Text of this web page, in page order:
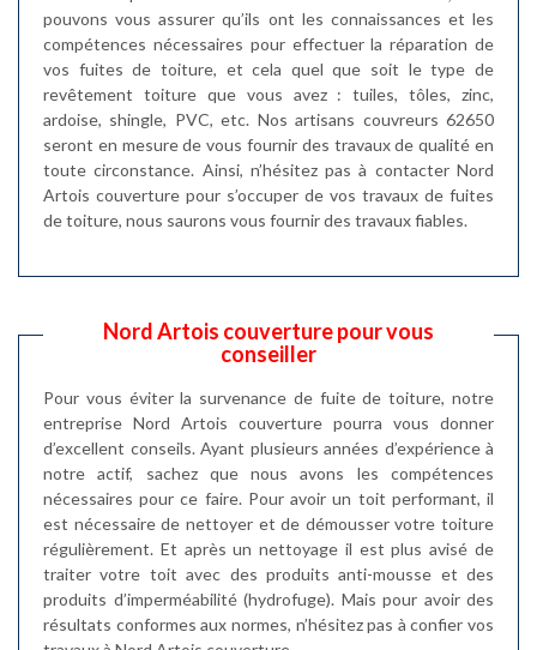
pouvons vous assurer qu’ils ont les connaissances et les
compétences nécessaires pour effectuer la réparation de
vos fuites de toiture, et cela quel que soit le type de
revêtement toiture que vous avez : tuiles, tôles, zinc,
ardoise, shingle, PVC, etc. Nos artisans couvreurs 62650
seront en mesure de vous fournir des travaux de qualité en
toute circonstance. Ainsi, n’hésitez pas à contacter Nord
Artois couverture pour s’occuper de vos travaux de fuites
de toiture, nous saurons vous fournir des travaux fiables.
Nord Artois couverture pour vous
conseiller
Pour vous éviter la survenance de fuite de toiture, notre
entreprise Nord Artois couverture pourra vous donner
d’excellent conseils. Ayant plusieurs années d’expérience à
notre actif, sachez que nous avons les compétences
nécessaires pour ce faire. Pour avoir un toit performant, il
est nécessaire de nettoyer et de démousser votre toiture
régulièrement. Et après un nettoyage il est plus avisé de
traiter votre toit avec des produits anti-mousse et des
produits d’imperméabilité (hydrofuge). Mais pour avoir des
résultats conformes aux normes, n’hésitez pas à confier vos